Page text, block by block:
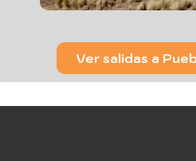
Ver salidas a